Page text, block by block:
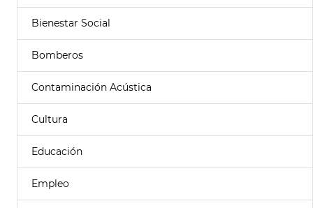
Bienestar Social
Bomberos
Contaminación Acústica
Cultura
Educación
Empleo